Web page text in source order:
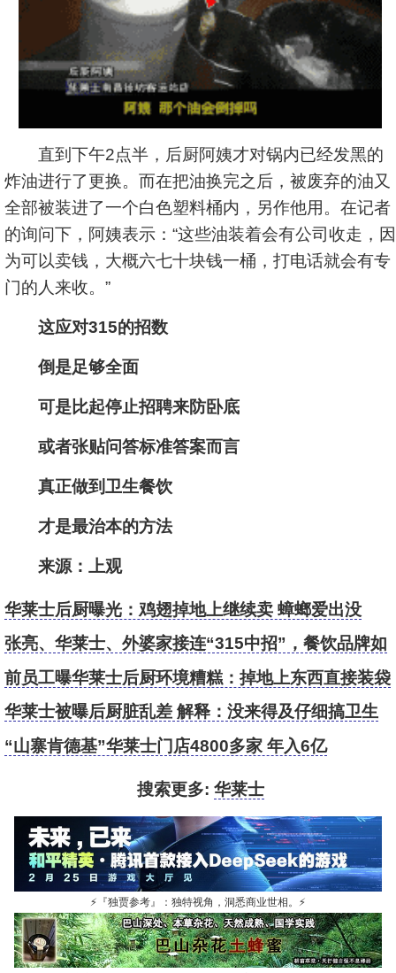
直到下午2点半，后厨阿姨才对锅内已经发黑的
炸油进行了更换。而在把油换完之后，被废弃的油又
全部被装进了一个白色塑料桶内，另作他用。在记者
的询问下，阿姨表示：“这些油装着会有公司收走，因
为可以卖钱，大概六七十块钱一桶，打电话就会有专
门的人来收。”
这应对315的招数
倒是足够全面
可是比起停止招聘来防卧底
或者张贴问答标准答案而言
真正做到卫生餐饮
才是最治本的方法
来源：上观
华莱士后厨曝光：鸡翅掉地上继续卖 蟑螂爱出没
张亮、华莱士、外婆家接连“315中招”，餐饮品牌如
何防御危机？
前员工曝华莱士后厨环境糟糕：掉地上东西直接装袋
卖
华莱士被曝后厨脏乱差 解释：没来得及仔细搞卫生
“山寨肯德基”华莱士门店4800多家 年入6亿
搜索更多: 华莱士
⚡ 『独贾参考』：独特视角，洞悉商业世相。 ⚡